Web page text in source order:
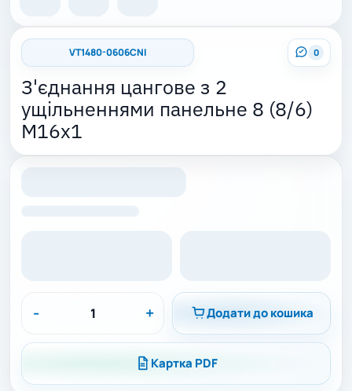
0
VT1480-0606CNI
З'єднання цангове з 2
ущільненнями панельне 8 (8/6)
M16x1
- + Додати до кошика
Картка PDF